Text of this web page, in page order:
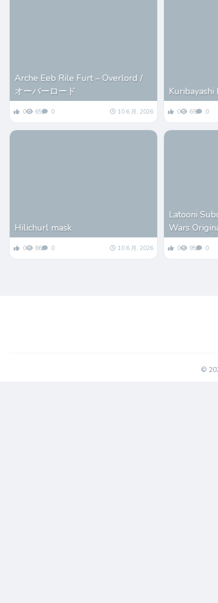
Arche Eeb Rile Furt – Overlord /
オーバーロード
0 65 0 10 6 月, 2026
Kuribayashi
0 69 0
Hilichurl mask
0 86 0 10 6 月, 2026
Latooni
Wars
0 95 0
©